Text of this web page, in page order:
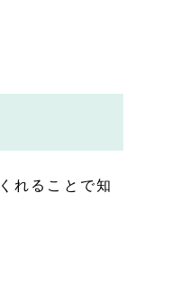
れることで知